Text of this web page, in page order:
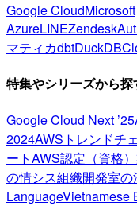
Google CloudMicrosoft
AzureLINEZendesk
マティカdbtDuckDB
特集やシリーズから探
Google Cloud Next ’25
2024AWSトレンドチ
ートAWS認定（資格）
の情シス組織開発室の
LanguageVietnamese